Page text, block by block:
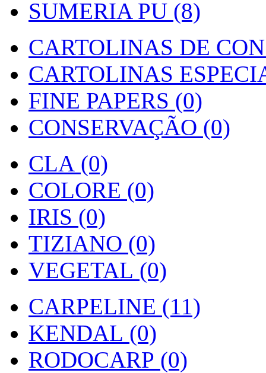
SUMERIA PU (8)
CARTOLINAS DE
CARTOLINAS
FINE PAPERS (0)
CONSERVAÇÃO (0)
CLA (0)
COLORE (0)
IRIS (0)
TIZIANO (0)
VEGETAL (0)
CARPELINE (11)
KENDAL (0)
RODOCARP (0)